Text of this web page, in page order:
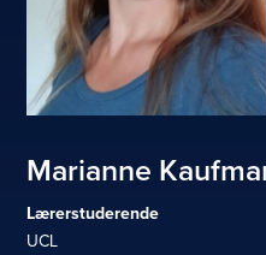
Marianne
Lærerstuderende
UCL